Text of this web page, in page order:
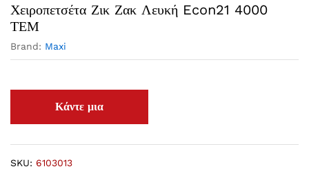
Χειροπετσέτα Ζικ Ζακ Λευκή Econ21 4000
ΤΕΜ
Brand: Maxi
SKU: 6103013